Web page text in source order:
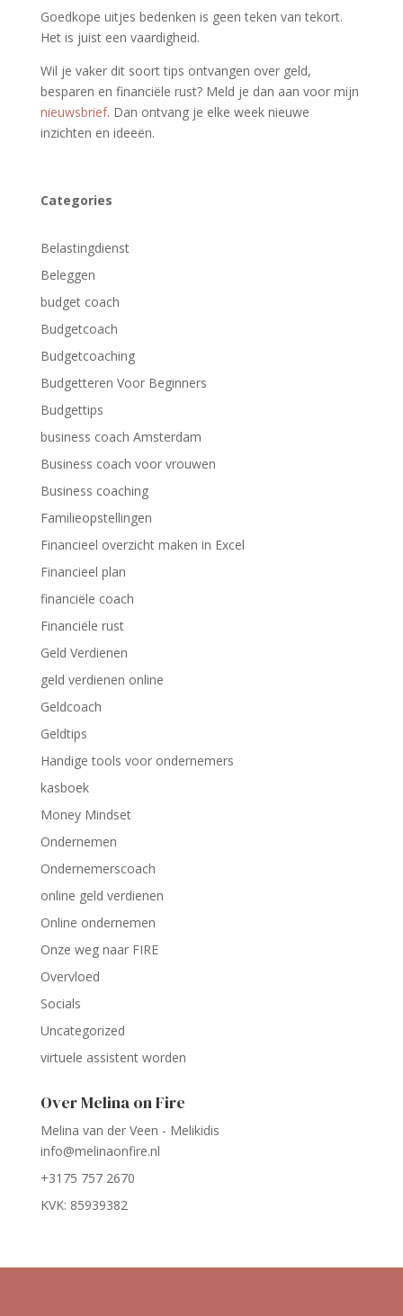
Goedkope uitjes bedenken is geen teken van tekort.
Het is juist een vaardigheid.
Wil je vaker dit soort tips ontvangen over geld,
besparen en financiële rust? Meld je dan aan voor mijn
nieuwsbrief. Dan ontvang je elke week nieuwe
inzichten en ideeën.
Categories
Belastingdienst
Beleggen
budget coach
Budgetcoach
Budgetcoaching
Budgetteren Voor Beginners
Budgettips
business coach Amsterdam
Business coach voor vrouwen
Business coaching
Familieopstellingen
Financieel overzicht maken in Excel
Financieel plan
financiële coach
Financiële rust
Geld Verdienen
geld verdienen online
Geldcoach
Geldtips
Handige tools voor ondernemers
kasboek
Money Mindset
Ondernemen
Ondernemerscoach
online geld verdienen
Online ondernemen
Onze weg naar FIRE
Overvloed
Socials
Uncategorized
virtuele assistent worden
Over Melina on Fire
Melina van der Veen - Melikidis
info@melinaonfire.nl
+3175 757 2670
KVK: 85939382